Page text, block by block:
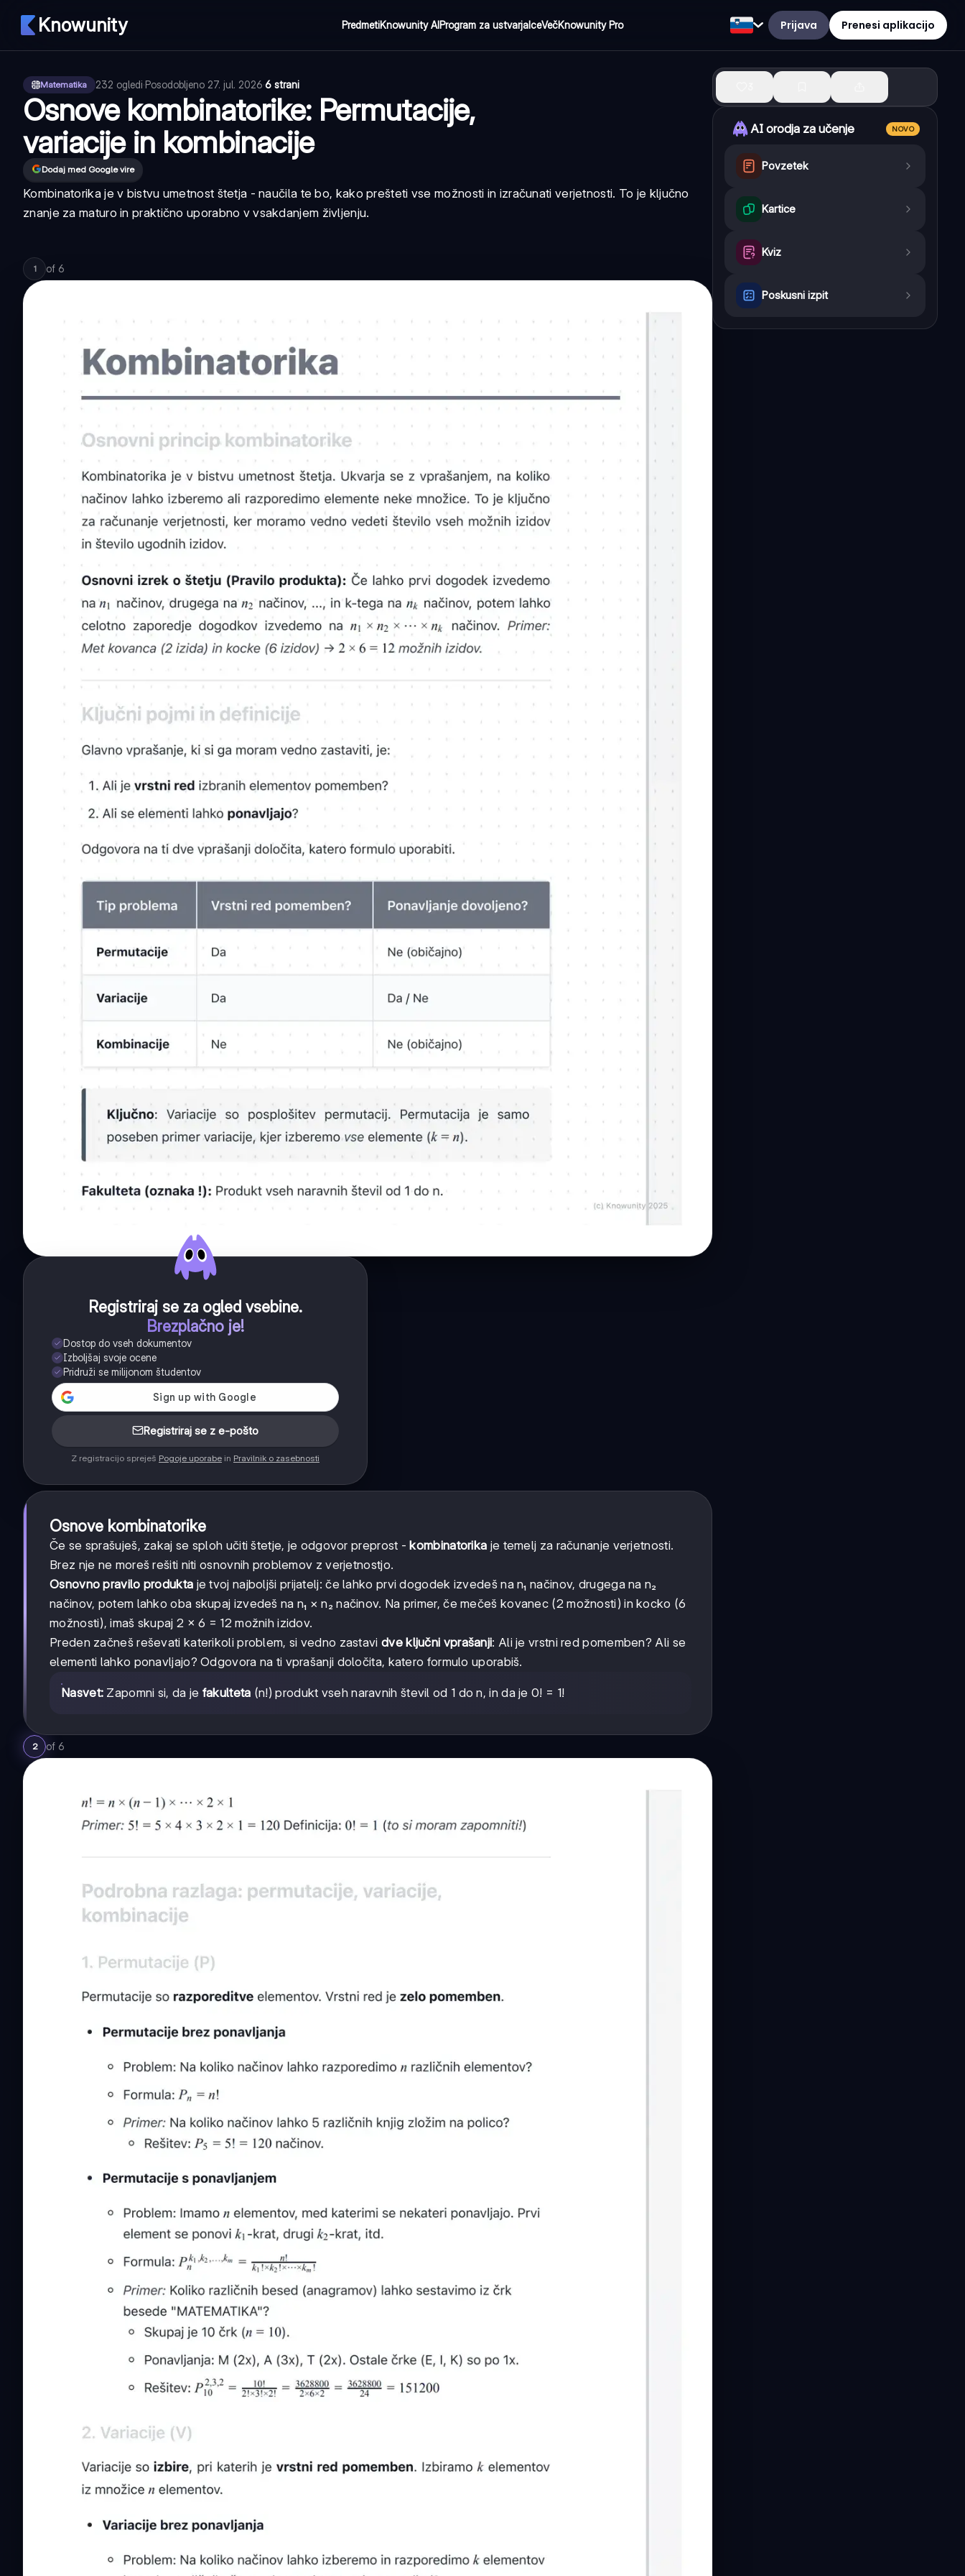
Knowunity PredmetiKnowunity AIProgram za ustvarjalceVečKnowunity Pro Prijava Prenesi aplikacijo
Matematika 232 ogledi·Posodobljeno 27. jul. 2026·6 strani
Osnove kombinatorike: Permutacije,
variacije in kombinacije
Dodaj med Google vire
Kombinatorika je v bistvu umetnost štetja - naučila te bo, kako prešteti vse možnosti in izračunati verjetnosti. To je ključno
znanje za maturo in praktično uporabno v vsakdanjem življenju.
1 of 6
Registriraj se za ogled vsebine.
Brezplačno je!
Dostop do vseh dokumentov
Izboljšaj svoje ocene
Pridruži se milijonom študentov
Registriraj se z e-pošto
Z registracijo spreješ Pogoje uporabe in Pravilnik o zasebnosti
Osnove kombinatorike
Če se sprašuješ, zakaj se sploh učiti štetje, je odgovor preprost - kombinatorika je temelj za računanje verjetnosti.
Brez nje ne moreš rešiti niti osnovnih problemov z verjetnostjo.
Osnovno pravilo produkta je tvoj najboljši prijatelj: če lahko prvi dogodek izvedeš na n₁ načinov, drugega na n₂
načinov, potem lahko oba skupaj izvedeš na n₁ × n₂ načinov. Na primer, če mečeš kovanec (2 možnosti) in kocko (6
možnosti), imaš skupaj 2 × 6 = 12 možnih izidov.
Preden začneš reševati katerikoli problem, si vedno zastavi dve ključni vprašanji: Ali je vrstni red pomemben? Ali se
elementi lahko ponavljajo? Odgovora na ti vprašanji določita, katero formulo uporabiš.
Nasvet: Zapomni si, da je fakulteta (n!) produkt vseh naravnih števil od 1 do n, in da je 0! = 1!
2 of 6
AI orodja za učenje NOVO
Povzetek
Kartice
Kviz
Poskusni izpit